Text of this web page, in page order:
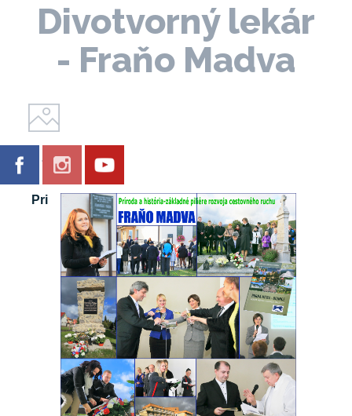
Divotvorný lekár
- Fraňo Madva
Galéria
Pri